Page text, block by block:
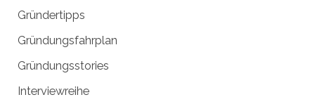
Gründertipps
Gründungsfahrplan
Gründungsstories
Interviewreihe